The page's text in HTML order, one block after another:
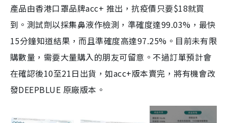
產品由香港口罩品牌acc+ 推出，抗疫價只要$18就買
到。測試劑以採集鼻液作檢測，準確度達99.03%，最快
15分鐘知道結果，而且準確度高達97.25%。目前未有限
購數量，需要大量購入的朋友可留意。不過訂單預計會
在確認後10至21日出貨，如acc+版本賣完，將有機會改
發DEEPBLUE 原廠版本。